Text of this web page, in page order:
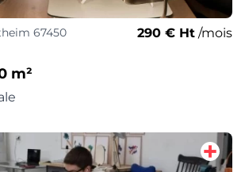
67450 290 € Ht /mois
m²